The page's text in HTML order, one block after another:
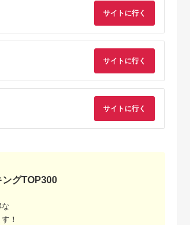
新鮮食材を
ケット おす
ーベキュー
コテージ
家族 ファミ
ル ペット
山梨県 富士河口湖町
【PICA富士西湖／
PICA Fujiyama（共
100,000
長野県 御代田町
＜サウナフォレスト
ャビン＞ 宿泊券6万
200,000
サイトに行く
サイトに行く
サイトに行く
グTOP300
！